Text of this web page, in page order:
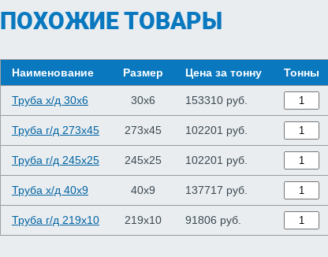
ПОХОЖИЕ ТОВАРЫ
Наименование Размер Цена за тонну Тонны
Труба х/д 30x6 30x6 153310 руб.
Труба г/д 273x45 273x45 102201 руб.
Труба г/д 245x25 245x25 102201 руб.
Труба х/д 40x9 40x9 137717 руб.
Труба г/д 219x10 219x10 91806 руб.